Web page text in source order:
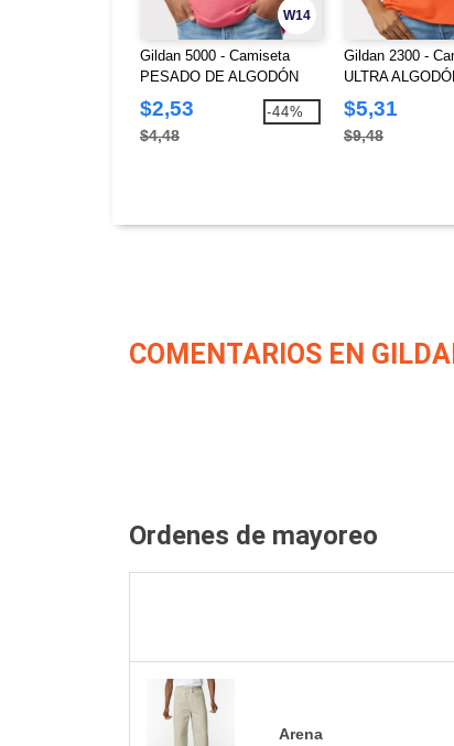
W14
Gildan 5000 - Camiseta
PESADO DE ALGODÓN
$2,53
$4,48
-44%
Gildan 2300 -
ULTRA
$5,31
$9,48
COMENTARIOS EN
Ordenes de mayoreo
Arena